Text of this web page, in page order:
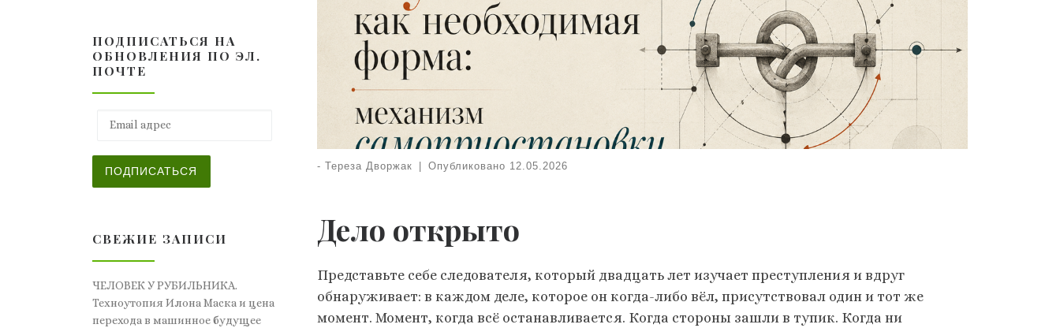
- Тереза Дворжак Опубликовано 12.05.2026
Дело открыто
Представьте себе следователя, который двадцать лет изучает преступления и вдруг
обнаруживает: в каждом деле, которое он когда-либо вёл, присутствовал один и тот же
момент. Момент, когда всё останавливается. Когда стороны зашли в тупик. Когда ни
ПОДПИСАТЬСЯ НА
ОБНОВЛЕНИЯ ПО ЭЛ.
ПОЧТЕ
ПОДПИСАТЬСЯ
СВЕЖИЕ ЗАПИСИ
ЧЕЛОВЕК У РУБИЛЬНИКА.
Техноутопия Илона Маска и цена
перехода в машинное будущее